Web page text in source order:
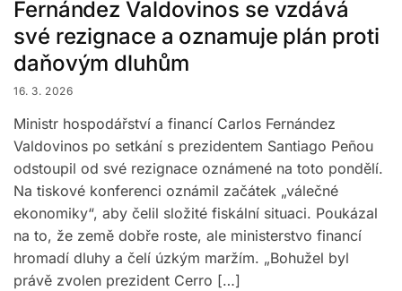
Fernández Valdovinos se vzdává
své rezignace a oznamuje plán proti
daňovým dluhům
16. 3. 2026
Ministr hospodářství a financí Carlos Fernández
Valdovinos po setkání s prezidentem Santiago Peñou
odstoupil od své rezignace oznámené na toto pondělí.
Na tiskové konferenci oznámil začátek „válečné
ekonomiky“, aby čelil složité fiskální situaci. Poukázal
na to, že země dobře roste, ale ministerstvo financí
hromadí dluhy a čelí úzkým maržím. „Bohužel byl
právě zvolen prezident Cerro […]